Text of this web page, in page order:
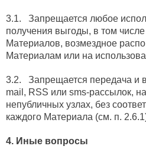
3.1. Запрещается любое
получения выгоды, в том
Материалов, возмездное
Материалам или на
3.2. Запрещается передача и
mail, RSS или sms-рассылок,
непубличных узлах, без
каждого Материала (см. п.
4. Иные вопросы